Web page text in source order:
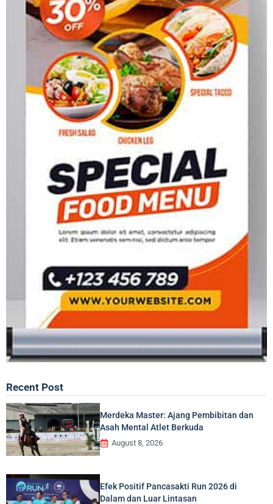
Recent Post
Merdeka Master: Ajang Pembibitan dan
Asah Mental Atlet Berkuda
August 8, 2026
Efek Positif Pancasakti Run 2026 di
Dalam dan Luar Lintasan